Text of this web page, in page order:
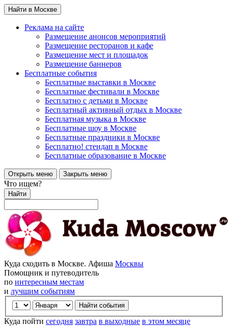
Найти в Москве
Реклама на сайте
Размещение анонсов мероприятий
Размещение ресторанов и кафе
Размещение мест и площадок
Размещение баннеров
Бесплатные события
Бесплатные выставки в Москве
Бесплатные фестивали в Москве
Бесплатно с детьми в Москве
Бесплатный активный отдых в Москве
Бесплатная музыка в Москве
Бесплатные шоу в Москве
Бесплатные праздники в Москве
Бесплатно! стендап в Москве
Бесплатные образование в Москве
Открыть меню Закрыть меню
Что ищем?
Найти
Куда сходить в Москве. Афиша Москвы
Помощник и путеводитель
по интересным местам
и лучшим событиям
Куда пойти сегодня завтра в выходные в этом месяце